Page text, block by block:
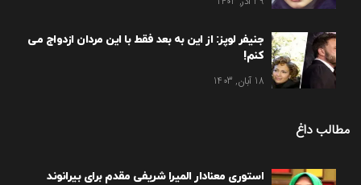
جنیفر لوپز: از این به بعد فقط با این مردان ازدواج می
کنم!
18 آبان, 1403
مطالب داغ
استوری معنادار المیرا شریفی مقدم برای بیرانوند